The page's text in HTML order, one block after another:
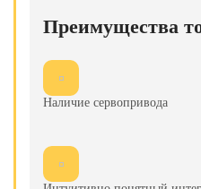
Преимущества
Наличие сервопривода